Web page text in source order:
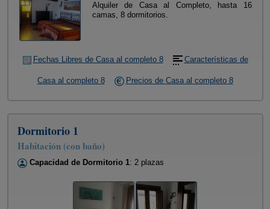
Alquiler de Casa al Completo, hasta 16
camas, 8 dormitorios.
Fechas Libres de Casa al completo 8 Características de
Casa al completo 8 Precios de Casa al completo 8
Dormitorio 1
Habitación (con baño)
Capacidad de Dormitorio 1: 2 plazas